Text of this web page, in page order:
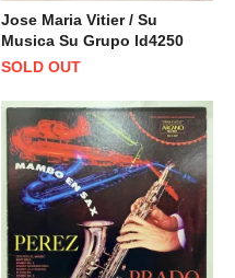
Jose Maria Vitier / Su
Musica Su Grupo ld4250
SOLD OUT